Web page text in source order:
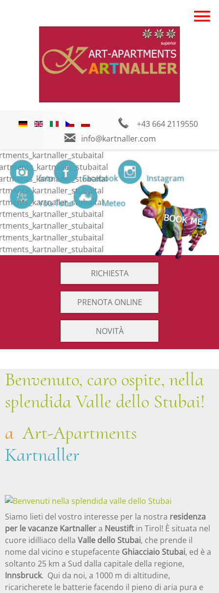
+43 664 2119550
info@kartnaller.com
foto Facebook Instagram
You Tube Meteo
RICHIESTA
PRENOTA ONLINE
NOVITÀ
Benvenuto, caro ospite, nella
splendida Valle dello Stubai!
a Art-Apartments
Kartnaller
Siamo lieti del vostro interesse per la nostra residenza
per le vacanze Kartnallera Neustift in Tirol! È situata nel
cuore idilliaco della Valle dello Stubai, che prende il
nome dal vicino e stupefacente Ghiacciaio Stubai, ed è a
soltanto 25 km a Sud dalla capitale della regione,
Innsbruck. Qui da noi, a 1000 m di altitudine,
ricaricherete le batterie facendo il pieno di aria pura e